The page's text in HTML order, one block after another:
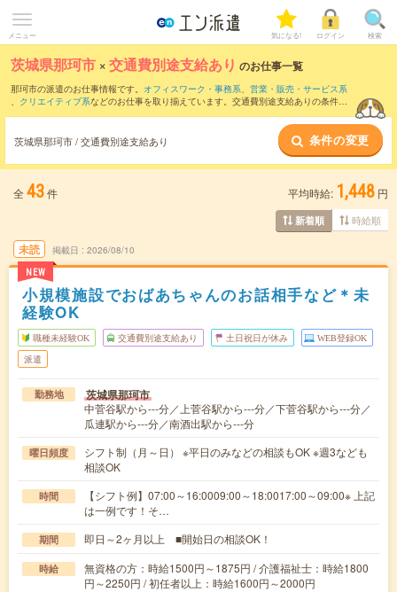
メニュー 気になる! ログイン 検索
茨城県那珂市 ×交通費別途支給あり のお仕事一覧
那珂市の派遣のお仕事情報です。 オフィスワーク・事務系、 営業・販売・サービス系
、 クリエイティブ系などのお仕事を取り揃えています。交通費別途支給ありの条件の
茨城県那珂市 / 交通費別途支給あり 条件の変更
全 43件 平均時給: 1,448 円
新着順 時給順
未読
NEW
掲載日 2026/08/10
小規模施設でおばあちゃんのお話相手など＊未
経験OK
職種未経験OK 交通費別途支給あり 土日祝日が休み WEB登録OK
派遣
勤務地 茨城県那珂市
中菅谷駅から---分／上菅谷駅から---分／下菅谷駅から---分／
瓜連駅から---分／南酒出駅から---分
曜日頻度
シフト制（月～日） ※平日のみなどの相談もOK ※週3なども
相談OK
時間
【シフト例】07:00～16:0009:00～18:0017:00～09:00※ 上記
は一例です！そ…
期間 即日～2ヶ月以上 ■開始日の相談OK！
時給
無資格の方：時給1500円～1875円 / 介護福祉士：時給1800
円～2250円 / 初任者以上：時給1600円～2000円